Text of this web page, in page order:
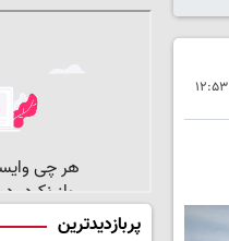
پربازدیدترین